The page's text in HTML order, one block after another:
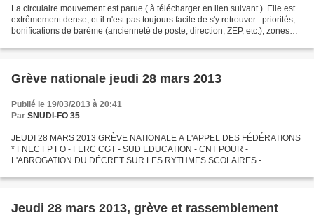
La circulaire mouvement est parue ( à télécharger en lien suivant ). Elle est
extrêmement dense, et il n'est pas toujours facile de s'y retrouver : priorités,
bonifications de barème (ancienneté de poste, direction, ZEP, etc.), zones
Grève nationale jeudi 28 mars 2013
Publié le 19/03/2013 à 20:41
Par SNUDI-FO 35
JEUDI 28 MARS 2013 GRÈVE NATIONALE A L'APPEL DES FÉDÉRATIONS
* FNEC FP FO - FERC CGT - SUD EDUCATION - CNT POUR -
L'ABROGATION DU DÉCRET SUR LES RYTHMES SCOLAIRES -
L'OUVERTURE DE NOUVELLES NÉGOCIATIONS...
Jeudi 28 mars 2013, grève et rassemblement